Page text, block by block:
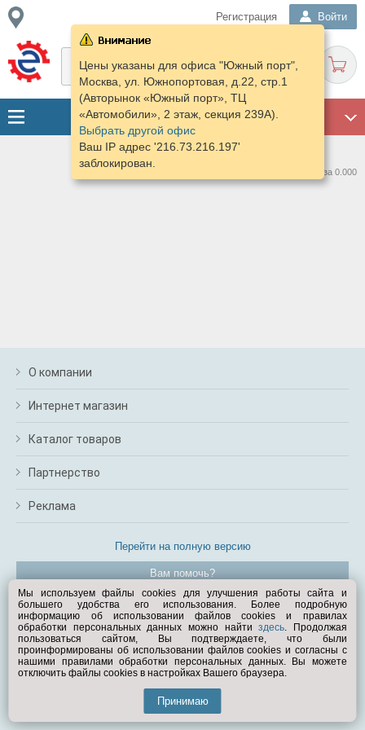
Регистрация Войти
Цены указаны для офиса "Южный порт",
Москва, ул. Южнопортовая, д.22, стр.1
(Авторынок «Южный порт», ТЦ
«Автомобили», 2 этаж, секция 239А).
Выбрать другой офис
Ваш IP адрес '216.73.216.197'
заблокирован.
Нашлось предложений: 0 за 0.000
О компании
Интернет магазин
Каталог товаров
Партнерство
Реклама
Перейти на полную версию
Вам помочь?
© Exist.ru 1998—2026
Мы используем файлы cookies для улучшения работы сайта и
большего удобства его использования. Более подробную
информацию об использовании файлов cookies и правилах
обработки персональных данных можно найтиздесь. Продолжая
пользоваться сайтом, Вы подтверждаете, что были
проинформированы об использовании файлов cookies и согласны с
нашими правилами обработки персональных данных. Вы можете
отключить файлы cookies в настройках Вашего браузера.
Принимаю